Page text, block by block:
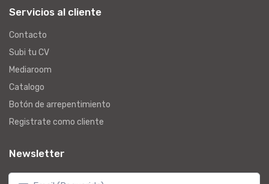
Servicios al cliente
Contacto
Subi tu CV
Mediaroom
Catalogo
Botón de arrepentimiento
Registrate como cliente
Newsletter